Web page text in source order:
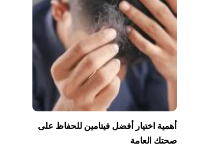
أهمية اختيار أفضل فيتامين للحفاظ على
صحتك العامة